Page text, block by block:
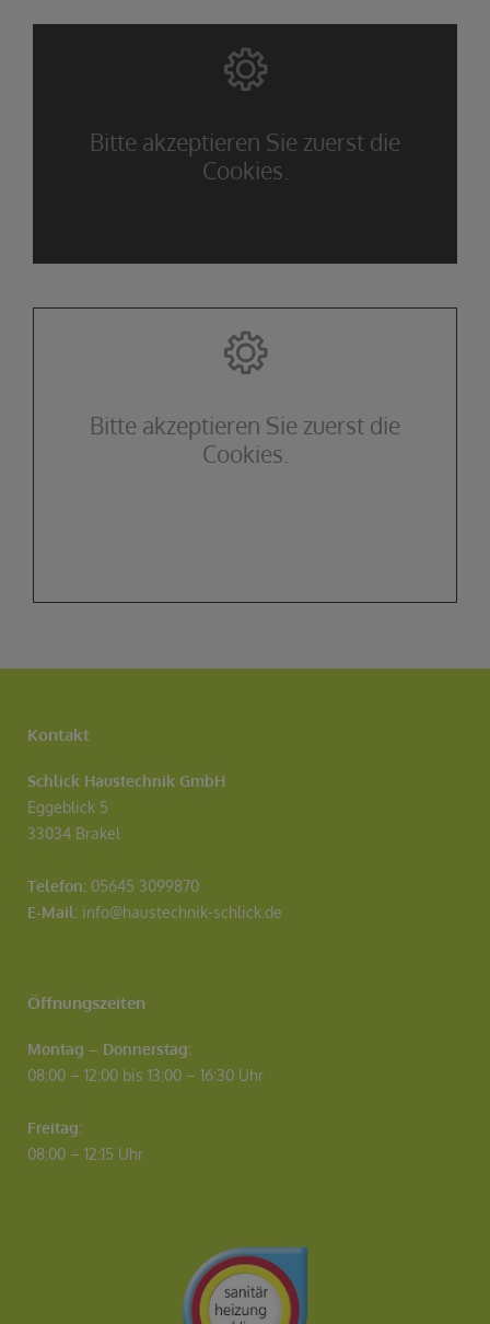
Bitte akzeptieren Sie zuerst die
Cookies.
Bitte akzeptieren Sie zuerst die
Cookies.
Kontakt
Schlick Haustechnik GmbH
Eggeblick 5
33034 Brakel
Telefon: 05645 3099870
E-Mail: info@haustechnik-schlick.de
Öffnungszeiten
Montag – Donnerstag:
08:00 – 12:00 bis 13:00 – 16:30 Uhr
Freitag:
08:00 – 12:15 Uhr